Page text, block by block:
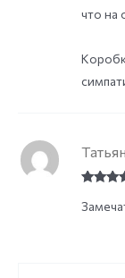
что на
of 5